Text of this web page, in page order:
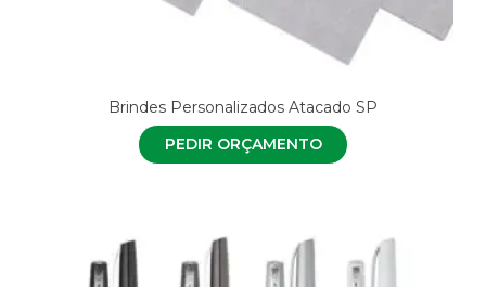
Brindes Personalizados Atacado SP
PEDIR ORÇAMENTO